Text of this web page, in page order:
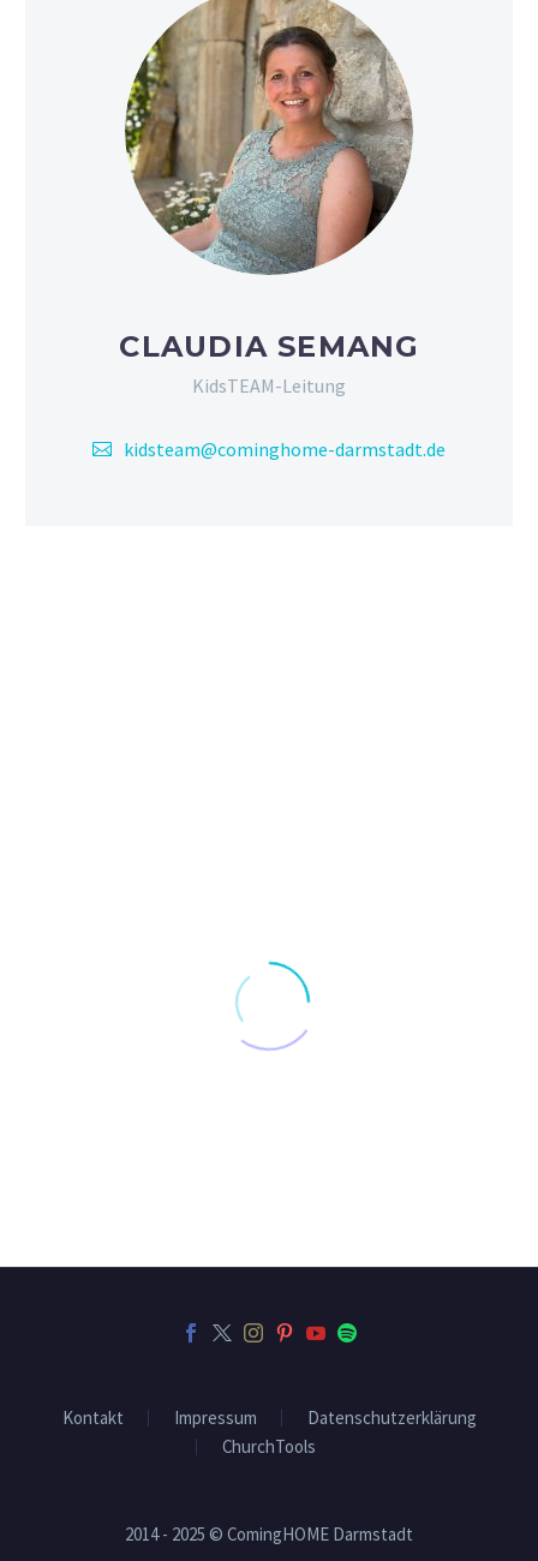
CLAUDIA SEMANG
KidsTEAM-Leitung
kidsteam@cominghome-darmstadt.de
Am 15. Juni hatten wir eine Kindersegnung im
Gottesdienst, denn anders als in den
Kontakt Impressum
Datenschutzerklärung
ChurchTools
2014 - 2025 © ComingHOME Darmstadt